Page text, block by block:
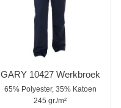
GARY 10427 Werkbroek
65% Polyester, 35% Katoen
245 gr./m²